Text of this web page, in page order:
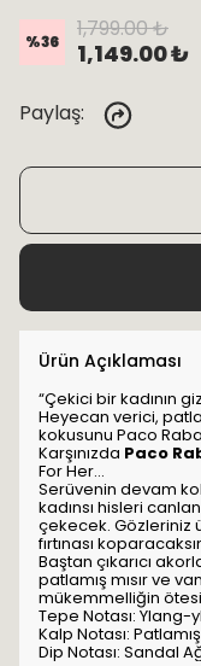
%36 1,799.00 ₺
1,149.00 ₺
Paylaş:
Ürün Açıklaması
“Çekici bir kadının
Heyecan verici,
kokusunu Paco
Karşınızda Paco
For Her...
Serüvenin devam
kadınsı hisleri
çekecek. Gözleriniz
fırtınası
Baştan çıkarıcı
patlamış mısır ve
mükemmelliğin
Tepe Notası: Ylang-
Kalp Notası: Patlamış
Dip Notası: Sandal